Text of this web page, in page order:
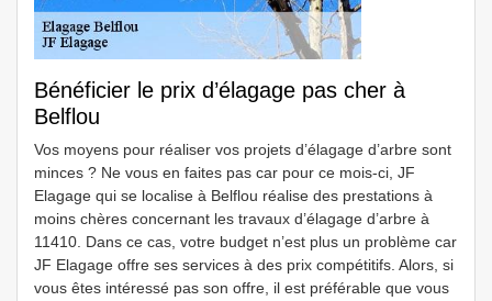
Bénéficier le prix d’élagage pas cher à
Belflou
Vos moyens pour réaliser vos projets d’élagage d’arbre sont
minces ? Ne vous en faites pas car pour ce mois-ci, JF
Elagage qui se localise à Belflou réalise des prestations à
moins chères concernant les travaux d’élagage d’arbre à
11410. Dans ce cas, votre budget n’est plus un problème car
JF Elagage offre ses services à des prix compétitifs. Alors, si
vous êtes intéressé pas son offre, il est préférable que vous